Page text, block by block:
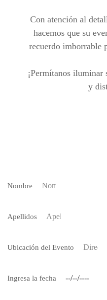
Con atención al
hacemos que su
recuerdo imborrable
¡Permítanos
y
Nombre
Apellidos
Ubicación del Evento
Ingresa la fecha